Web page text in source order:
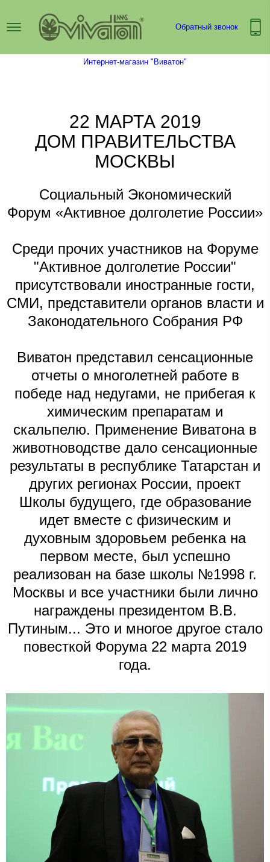
Обратный звонок
Интернет-магазин "Виватон"
22 МАРТА 2019
ДОМ ПРАВИТЕЛЬСТВА
МОСКВЫ
Социальный Экономический
Форум «Активное долголетие России»
Среди прочих участников на Форуме
"Активное долголетие России"
присутствовали иностранные гости,
СМИ, представители органов власти и
Законодательного Собрания РФ
Виватон представил сенсационные
отчеты о многолетней работе в
победе над недугами, не прибегая к
химическим препаратам и
скальпелю. Применение Виватона в
животноводстве дало сенсационные
результаты в республике Татарстан и
других регионах России, проект
Школы будущего, где образование
идет вместе с физическим и
духовным здоровьем ребенка на
первом месте, был успешно
реализован на базе школы №1998 г.
Москвы и все участники были лично
награждены президентом В.В.
Путиным... Это и многое другое стало
повесткой Форума 22 марта 2019
года.